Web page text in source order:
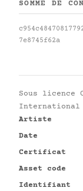
SOMME DE
7e8745f62a
Sous licence
International
Artiste
Date
Certificat
Asset code
Identifiant